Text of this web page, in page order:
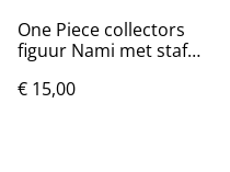
One Piece collectors
figuur Nami met staf
€ 15,00